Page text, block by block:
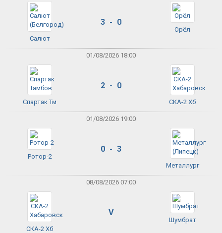
Салют
3 - 0
Орёл
01/08/2026 18:00
Спартак Тм
2 - 0
СКА-2 Хб
01/08/2026 19:00
Ротор-2
0 - 3
Металлург
08/08/2026 07:00
СКА-2 Хб
V
Шумбрат